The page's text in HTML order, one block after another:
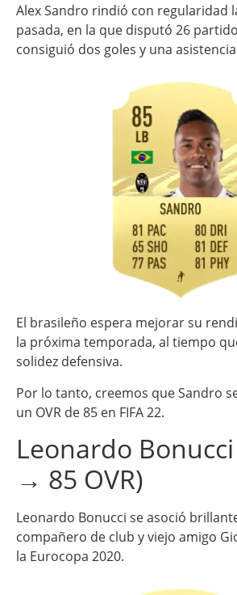
Alex Sandro rindió con regularidad
pasada, en la que disputó 26
consiguió dos goles y una
El brasileño espera mejorar su
la próxima temporada, al tiempo
solidez defensiva.
Por lo tanto, creemos que Sandro
un OVR de 85 en FIFA 22.
Leonardo Bonucci
→ 85 OVR)
Leonardo Bonucci se asoció
compañero de club y viejo amigo
la Eurocopa 2020.